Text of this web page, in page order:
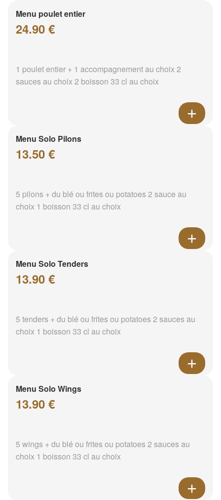
Menu poulet entier
24.90 €
1 poulet entier + 1 accompagnement au choix 2
sauces au choix 2 boisson 33 cl au choix
Menu Solo Pilons
13.50 €
5 pilons + du blé ou frites ou potatoes 2 sauce au
choix 1 boisson 33 cl au choix
Menu Solo Tenders
13.90 €
5 tenders + du blé ou frites ou potatoes 2 sauces au
choix 1 boisson 33 cl au choix
Menu Solo Wings
13.90 €
5 wings + du blé ou frites ou potatoes 2 sauces au
choix 1 boisson 33 cl au choix